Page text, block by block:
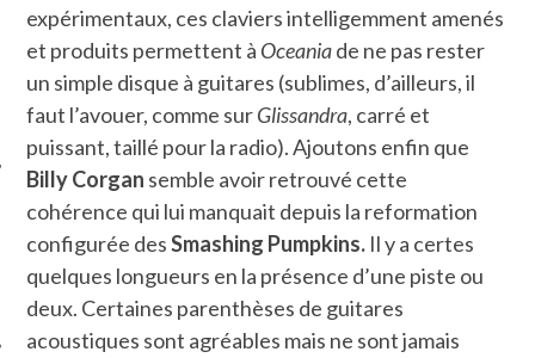
SOCIAUX
expérimentaux, ces claviers intelligemment amenés
et produits permettent à Oceaniade ne pas rester
un simple disque à guitares (sublimes, d’ailleurs, il
faut l’avouer, comme surGlissandra, carré et
puissant, taillé pour la radio). Ajoutons enfin que
Billy Corgan semble avoir retrouvé cette
cohérence qui lui manquait depuis la reformation
configurée desSmashing Pumpkins. Il y a certes
quelques longueurs en la présence d’une piste ou
deux. Certaines parenthèses de guitares
acoustiques sont agréables mais ne sont jamais